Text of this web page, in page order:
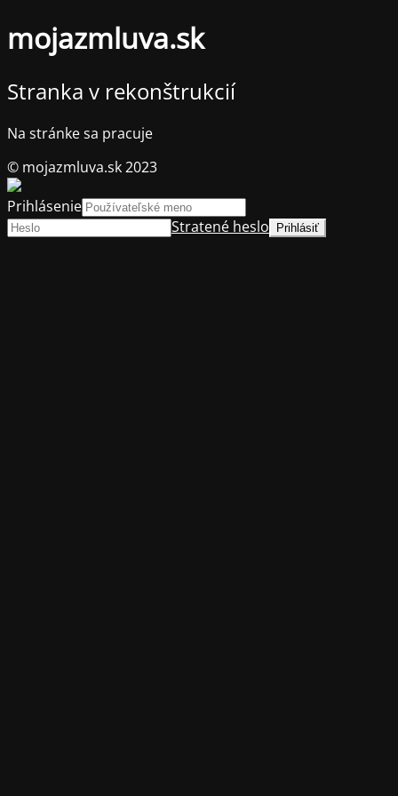
mojazmluva.sk
Stranka v rekonštrukcií
Na stránke sa pracuje
© mojazmluva.sk 2023
Prihlásenie
Stratené heslo